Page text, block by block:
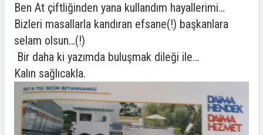
Ben At çiftliğinden yana kullandım hayallerimi…
Bizleri masallarla kandıran efsane(!) başkanlara
selam olsun…(!)
Bir daha ki yazımda buluşmak dileği ile…
Kalın sağlıcakla.